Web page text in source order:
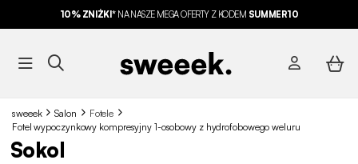
10% ZNIŻKI*NA NASZE MEGA OFERTY Z KODEM SUMMER10
sweeek Salon
Fotele
Fotel wypoczynkowy kompresyjny 1-osobowy z hydrofobowego weluru
Sokol